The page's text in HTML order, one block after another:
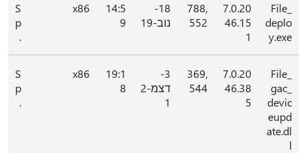
File_
deplo
y.exe
7.0.20
46.15
1
788,
552
18-
נוב-19
14:5
9
x86
S
p
.
File_
gac_
devic
eupd
ate.dl
l
7.0.20
46.38
5
369,
544
3-
דצמ-2
1
19:1
8
x86
S
p
.